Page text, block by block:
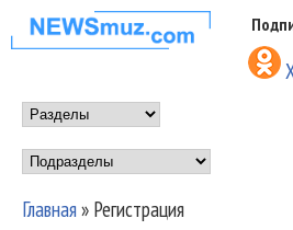
Перейти к
содержанию
НОВОСТИ
МУЗЫКИ И
ШОУ БИЗНЕСА
NEWSMUZ.COM
Main menu
Подразделы
Главная» Регистрация